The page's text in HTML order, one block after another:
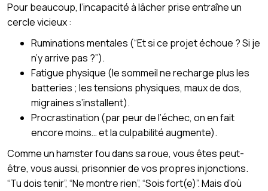
Pour beaucoup, l’incapacité à lâcher prise entraîne un
cercle vicieux :
Ruminations mentales (“Et si ce projet échoue ? Si je
n’y arrive pas ?”).
Fatigue physique (le sommeil ne recharge plus les
batteries ; les tensions physiques, maux de dos,
migraines s’installent).
Procrastination (par peur de l’échec, on en fait
encore moins… et la culpabilité augmente).
Comme un hamster fou dans sa roue, vous êtes peut-
être, vous aussi, prisonnier de vos propres injonctions.
“Tu dois tenir”, “Ne montre rien”, “Sois fort(e)”. Mais d’où